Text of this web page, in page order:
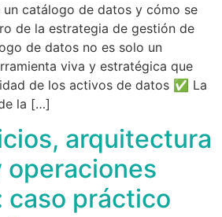
un catálogo de datos y cómo se
de la estrategia de gestión de
de datos no es solo un
viva y estratégica que
de los activos de datos ✅ La
la […]
arquitectura
operaciones
caso práctico